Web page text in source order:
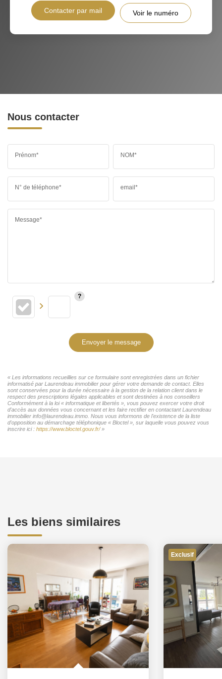
Contacter par mail Voir le numéro
Nous contacter
Prénom* NOM*
N° de téléphone* email*
Message*
Envoyer le message
« Les informations recueillies sur ce formulaire sont enregistrées dans un fichier
informatisé par Laurendeau immobilier pour gérer votre demande de contact. Elles
sont conservées pour la durée nécessaire à la gestion de la relation client dans le
respect des prescriptions légales applicables et sont destinées à nos conseillers
Conformément à la loi « informatique et libertés », vous pouvez exercer votre droit
d'accès aux données vous concernant et les faire rectifier en contactant Laurendeau
immobilier info@laurendeau.immo. Nous vous informons de l'existence de la liste
d'opposition au démarchage téléphonique « Bloctel », sur laquelle vous pouvez vous
inscrire ici : https://www.bloctel.gouv.fr/»
Les biens similaires
Exclusif